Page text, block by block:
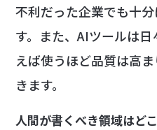
不利だった企業でも十
す。また、AIツールは
えば使うほど品質は高
きます。
人間が書くべき領域はど